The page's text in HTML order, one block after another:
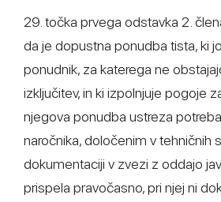
29. točka prvega odstavka 2.
da je dopustna ponudba tista, ki
ponudnik, za katerega ne
izključitev, in ki izpolnjuje pogoje
njegova ponudba ustreza
naročnika, določenim v tehničnih
dokumentaciji v zvezi z oddajo
prispela pravočasno, pri njej ni